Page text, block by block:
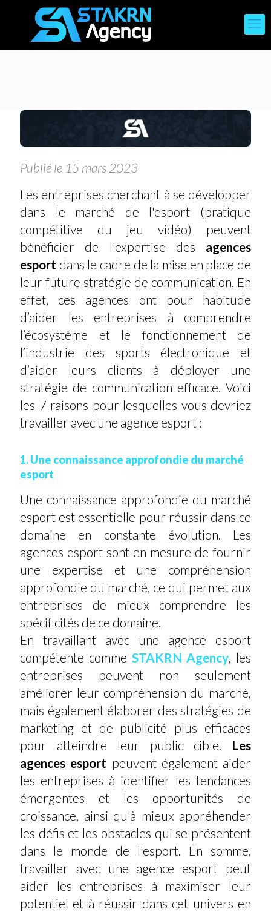
Publié le 15 mars 2023
Les entreprises cherchant à se développer
dans le marché de l'esport (pratique
compétitive du jeu vidéo) peuvent
bénéficier de l'expertise des agences
esport dans le cadre de la mise en place de
leur future stratégie de communication. En
effet, ces agences ont pour habitude
d’aider les entreprises à comprendre
l’écosystème et le fonctionnement de
l’industrie des sports électronique et
d’aider leurs clients à déployer une
stratégie de communication efficace. Voici
les 7 raisons pour lesquelles vous devriez
travailler avec une agence esport :
1. Une connaissance approfondie du marché
esport
Une connaissance approfondie du marché
esport est essentielle pour réussir dans ce
domaine en constante évolution. Les
agences esport sont en mesure de fournir
une expertise et une compréhension
approfondie du marché, ce qui permet aux
entreprises de mieux comprendre les
spécificités de ce domaine.
En travaillant avec une agence esport
compétente comme STAKRN Agency , les
entreprises peuvent non seulement
améliorer leur compréhension du marché,
mais également élaborer des stratégies de
marketing et de publicité plus efficaces
pour atteindre leur public cible. Les
agences esport peuvent également aider
les entreprises à identifier les tendances
émergentes et les opportunités de
croissance, ainsi qu'à mieux appréhender
les défis et les obstacles qui se présentent
dans le monde de l'esport. En somme,
travailler avec une agence esport peut
aider les entreprises à maximiser leur
potentiel et à réussir dans cet univers en